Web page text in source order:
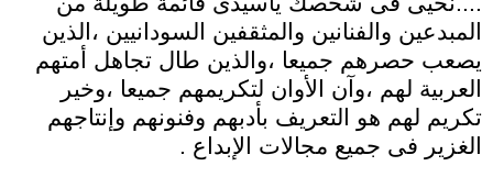
المبدعين والفنانين والمثقفين السودانيين ،الذين
يصعب حصرهم جميعا ،والذين طال تجاهل أمتهم
العربية لهم ،وآن الأوان لتكريمهم جميعا ،وخير
تكريم لهم هو التعريف بأدبهم وفنونهم وإنتاجهم
الغزير فى جميع مجالات الإبداع .